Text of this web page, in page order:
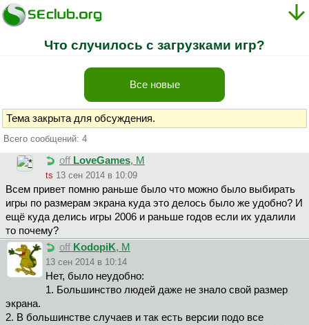
Что случилось с загрузками игр?
Все новые
Тема закрыта для обсуждения.
Всего сообщений: 4
off LoveGames, М
ts 13 сен 2014 в 10:09
Всем привет помню раньше было что можно было выбирать
игры по размерам экрана куда это делось было же удобно? И
ещё куда делись игры 2006 и раньше годов если их удалили
то почему?
off KodopiK, М
13 сен 2014 в 10:14
Нет, было неудобно:
1. Большинство людей даже не знало свой размер
экрана.
2. В большинстве случаев и так есть версии подо все